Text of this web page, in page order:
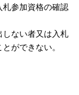
札参加資格の確認
しない者又は入札
ができない。